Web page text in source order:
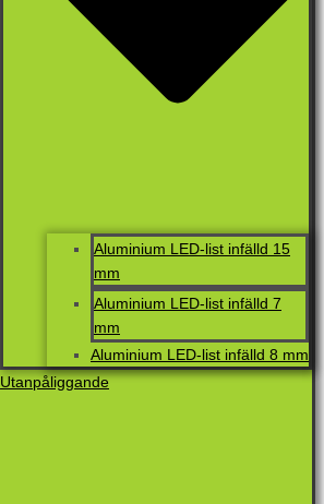
Aluminium LED-list infälld 15
mm
Aluminium LED-list infälld 7
mm
Aluminium LED-list infälld 8 mm
Utanpåliggande